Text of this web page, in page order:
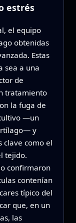
estrés
el equipo
obtenidas
Estas
sea a una
de
tratamiento
la fuga de
—un
y
clave como el
tejido.
confirmaron
contenían
típico del
que, en un
las